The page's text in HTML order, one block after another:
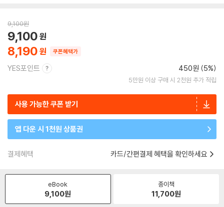
9,100원
8,190
9,100
쿠폰혜택가
YES포인트 450원 (5%)
5만원 이상 구매 시 2천원 추가 적립
사용 가능한 쿠폰 받기
앱 다운 시 1천원 상품권
결제혜택 카드/간편결제 혜택을 확인하세요
eBook
9,100원
종이책
11,700원